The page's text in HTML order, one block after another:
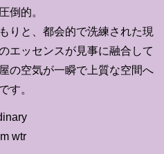
倒的。
りと、都会的で洗練された現
エッセンスが見事に融合して
の空気が一瞬で上質な空間へ
す。
wtr